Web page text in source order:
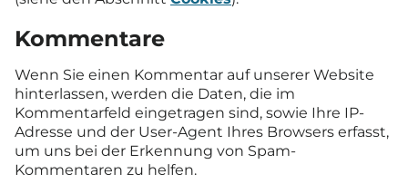
Kommentare
Wenn Sie einen Kommentar auf unserer Website
hinterlassen, werden die Daten, die im
Kommentarfeld eingetragen sind, sowie Ihre IP-
Adresse und der User-Agent Ihres Browsers erfasst,
um uns bei der Erkennung von Spam-
Kommentaren zu helfen.